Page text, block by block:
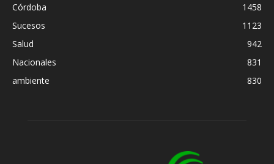
Córdoba
1458
Sucesos
1123
Salud
942
Nacionales
831
ambiente
830